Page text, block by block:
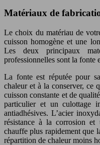
Matériaux de
Le choix du matériau de
cuisson homogène et une
Les deux principaux
professionnelles sont la fonte
La fonte est réputée pour
chaleur et à la conserver, ce
cuisson constante et de
particulier et un culottage
antiadhésives. L’acier
résistance à la corrosion et
chauffe plus rapidement que
répartition de chaleur moins